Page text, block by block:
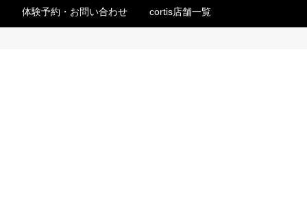
体験予約・お問い合わせ cortis店舗一覧